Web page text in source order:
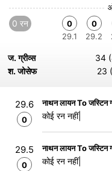
0 रन
0
29.1
0
29.2
ज. ग्रीव्स
34
श. जोसेफ
23
29.6
0
नाथन लायन To जस्टिन
कोई रन नहीं|
29.5
0
नाथन लायन To जस्टिन
कोई रन नहीं|